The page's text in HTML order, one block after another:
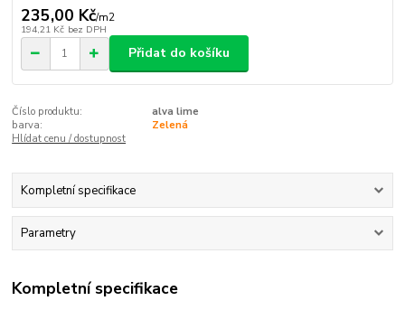
235,00 Kč/m2
194,21 Kč bez DPH
Přidat do košíku
Číslo produktu:
alva lime
barva:
Zelená
Hlídat cenu / dostupnost
Kompletní specifikace
Parametry
Kompletní specifikace